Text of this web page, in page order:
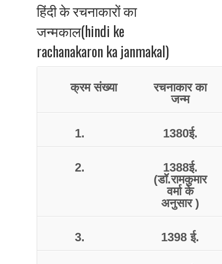
हिंदी के रचनाकारों का
जन्मकाल(hindi ke
rachanakaron ka janmakal)
क्रम संख्या रचनाकार का
जन्म
1. 1380ई.
2. 1388ई.
(डॉ.रामकुमार
वर्मा के
अनुसार)
3. 1398ई.